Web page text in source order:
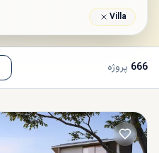
Villa
666 پروژه